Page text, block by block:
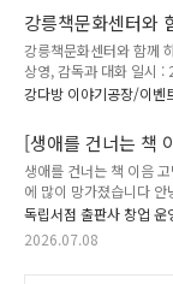
강릉시 난설헌로193번
Nanseolheon-ro
do 허균허난설헌기념공
193번길 1-29 운영 시
회차 20:30~20:553회차
강릉책문화센터와
극장 : 남대천이라
화
강릉책문화센터와 함께
상영, 감독과 대화 일시
19:00~20:00장소 : 강다
13일 월요일 10:00~비용
제공)신청 방법 : 강릉책
신청https://
강릉시책문화센터강릉
화 확산에 최선을 다하
릉책문화센터 · 동네책방
강다방 이야기공장/이벤
[생애를 건너는 책
작된 방황과 일탈
생애를 건너는 책 이음
에 많이 망가졌습니다
니다. 요즘 큰 고민이 있
지 공부를 꽤나 열심히
작된 방황과 일탈에 전
독립서점 출판사 창업
2026.07.08